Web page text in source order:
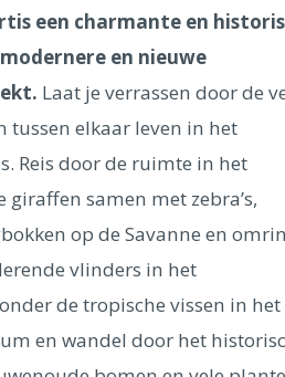
Wenen Budapest
een charmante en
en nieuwe
Laat je verrassen door de
tussen elkaar leven in het
Reis door de ruimte in het
samen met zebra’s,
op de Savanne en
vlinders in het
de tropische vissen in het
en wandel door het